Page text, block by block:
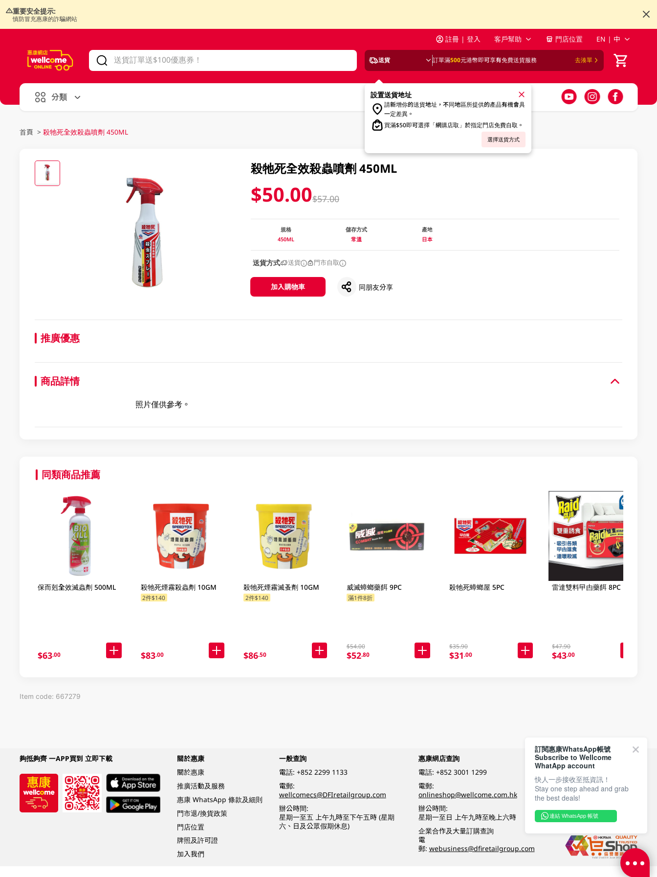
重要安全提示:
慎防冒充惠康的詐騙網站
註冊 | 登入 客戶幫助 門店位置 EN | 中
送貨 訂單滿500元港幣即可享有免費送貨服務 去湊單
設置送貨地址
請新增你的送貨地址，不同地區所提供的產品有機會具
一定差異。
買滿$50即可選擇「網購店取」於指定門店免費自取。
選擇送貨方式
分類
首頁 > 殺牠死全效殺蟲噴劑 450ML
殺牠死全效殺蟲噴劑 450ML
$50.00$57.00
規格
450ML
儲存方式
常溫
產地
日本
送貨方式 送貨 門市自取
加入購物車 同朋友分享
推廣優惠
商品詳情
照片僅供參考。
同類商品推薦
保而剋全效滅蟲劑 500ML
$63.00
殺牠死煙霧殺蟲劑 10GM
2件$140
$83.00
殺牠死煙霧滅蚤劑 10GM
2件$140
$86.50
威滅蟑螂藥餌 9PC
滿1件8折
$54.00
$52.80
殺牠死蟑螂屋 5PC
$35.90
$31.00
雷達雙料曱甴藥餌 8PC
$47.90
$43.00
Item code: 667279
夠抵夠齊 一APP買到 立即下載
關於惠康
關於惠康
推廣活動及服務
惠康 WhatsApp 條款及細則
門市退/換貨政策
門店位置
牌照及許可證
加入我們
一般查詢
電話: +852 2299 1133
電郵:
wellcomecs@DFIretailgroup.com
辦公時間:
星期一至五 上午九時至下午五時 (星期
六、日及公眾假期休息)
惠康網店查詢
電話: +852 3001 1299
電郵:
onlineshop@wellcome.com.hk
辦公時間:
星期一至日 上午九時至晚上六時
企業合作及大量訂購查詢
電
郵: webusiness@dfiretailgroup.com
付款方式
關注我們
訂閱惠康WhatsApp帳號
Subscribe to Wellcome
WhatApp account
快人一步接收至抵資訊！
Stay one step ahead and grab
the best deals!
連結 WhatsApp 帳號